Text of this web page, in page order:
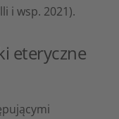
i wsp. 2021).
eteryczne